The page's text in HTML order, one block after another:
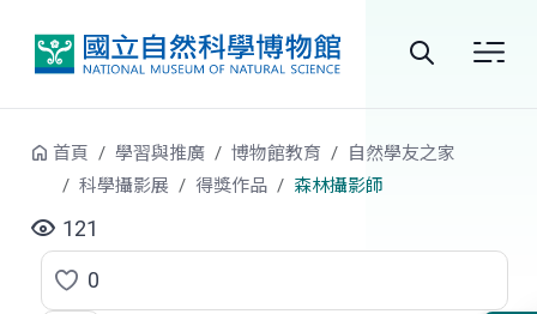
站
首頁 學習與推廣 博物館教育
自然學友之家
科學攝影展
得獎作品 森林攝影師
121
點
0